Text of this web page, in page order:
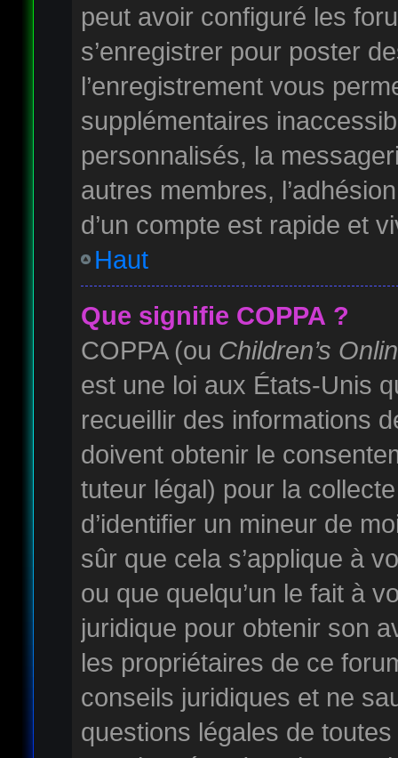
peut avoir configuré les
s’enregistrer pour poster
l’enregistrement vous
supplémentaires
personnalisés, la
autres membres,
d’un compte est rapide et
Haut
Que signifie COPPA ?
COPPA (ou Children’s
est une loi aux États-Unis
recueillir des informations
doivent obtenir le
tuteur légal) pour la
d’identifier un mineur de
sûr que cela s’applique à
ou que quelqu’un le fait à
juridique pour obtenir son
les propriétaires de ce
conseils juridiques et ne
questions légales de